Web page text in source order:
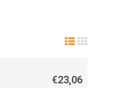
€23,06